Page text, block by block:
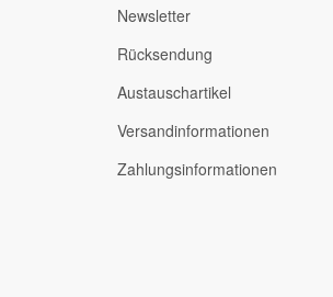
Newsletter
Rücksendung
Austauschartikel
Versandinformationen
Zahlungsinformationen
Vauxhall Ersatzteile